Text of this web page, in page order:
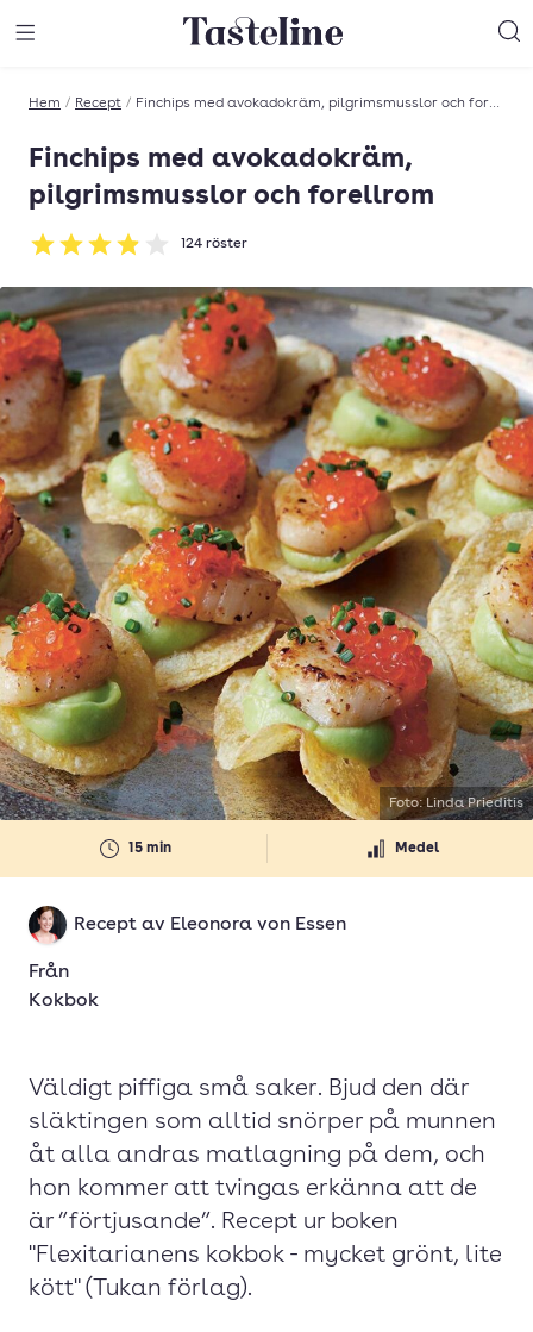
Till Tastelines startsida
Hem / Recept / Finchips med avokadokräm, pilgrimsmusslor och forellrom
Finchips med avokadokräm,
pilgrimsmusslor och forellrom
Betyg: 3.9 av 5
124 röster
15 min Medel
Recept av Eleonora von Essen
Från
Kokbok
Väldigt piffiga små saker. Bjud den där
släktingen som alltid snörper på munnen
åt alla andras matlagning på dem, och
hon kommer att tvingas erkänna att de
är ”förtjusande”. Recept ur boken
"Flexitarianens kokbok - mycket grönt, lite
kött" (Tukan förlag).
Foto: Linda Prieditis